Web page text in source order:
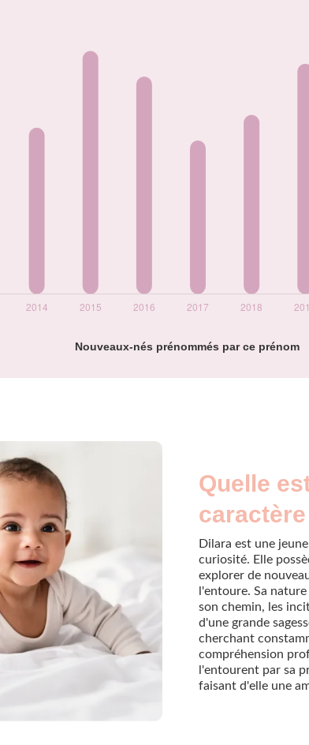
Nouveaux-nés prénommés par ce prénom
Quelle
Dilara est une
curiosité. Elle
explorer de
l'entoure. Sa
son chemin, les
d'une grande
cherchant
compréhension
l'entourent par sa
faisant d'elle une